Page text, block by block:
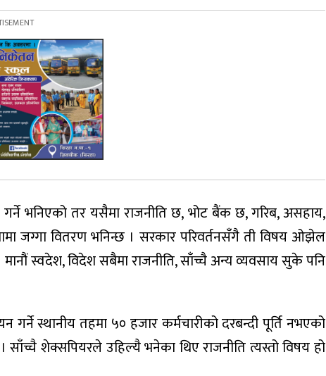
भनिएको तर यसैमा राजनीति छ, भोट बैंक छ, गरिब, असहाय,
जग्गा वितरण भनिन्छ । सरकार परिवर्तनसँगै ती विषय ओझेल
मानौं स्वदेश, विदेश सबैमा राजनीति, साँच्चै अन्य व्यवसाय सुके पनि
गर्ने स्थानीय तहमा ५० हजार कर्मचारीको दरबन्दी पूर्ति नभएको
शेक्सपियरले उहिल्यै भनेका थिए राजनीति त्यस्तो विषय हो